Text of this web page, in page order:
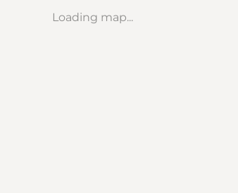
Loading map...